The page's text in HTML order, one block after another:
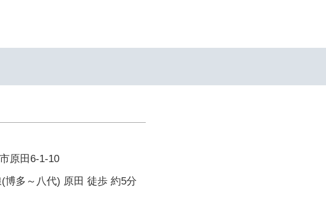
原田6-1-10
博多～八代) 原田 徒歩 約5分